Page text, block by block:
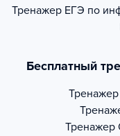
Тренажер ЕГЭ по
Бесплатный
Тренажер
Тренажер